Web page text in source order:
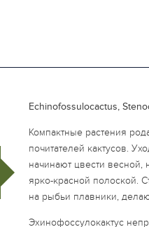
Echinofossulocactus,
Компактные растения
почитателей кактусов.
начинают цвести
ярко-красной полоской.
на рыбьи плавники,
Эхинофоссулокактус